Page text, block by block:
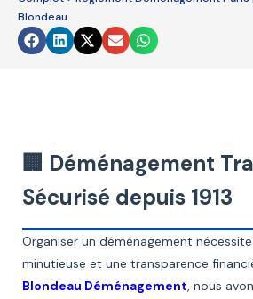
blank
Blondeau
🏢 Déménagement
Sécurisé depuis 1913
Organiser un déménagement
minutieuse et une transparence
Blondeau Déménagement, nous